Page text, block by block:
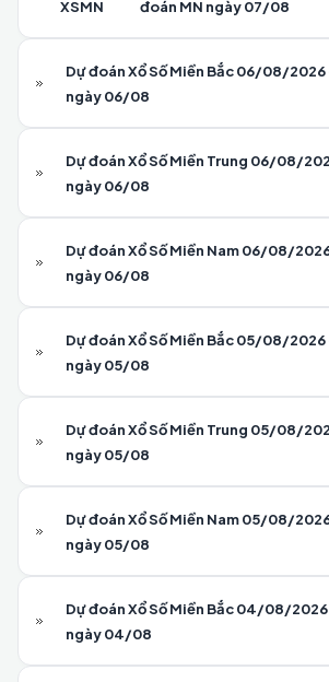
XSMN đoán MN ngày 07/08
Dự đoán Xổ Số Miền Bắc 06/08/2026
ngày 06/08
Dự đoán Xổ Số Miền Trung 06/08/
ngày 06/08
Dự đoán Xổ Số Miền Nam 06/08/
ngày 06/08
Dự đoán Xổ Số Miền Bắc 05/08/2026
ngày 05/08
Dự đoán Xổ Số Miền Trung 05/08/
ngày 05/08
Dự đoán Xổ Số Miền Nam 05/08/
ngày 05/08
Dự đoán Xổ Số Miền Bắc 04/08/
ngày 04/08